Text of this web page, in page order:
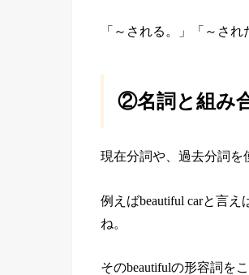
「～される。」「～さ
②名詞と組み
現在分詞や、過去分詞を
例えばbeautiful carと言
ね。
そのbeautifulの形容詞を